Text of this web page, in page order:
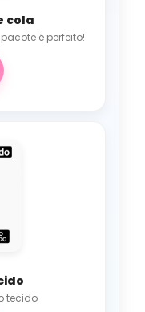
cola
é perfeito!
tecido